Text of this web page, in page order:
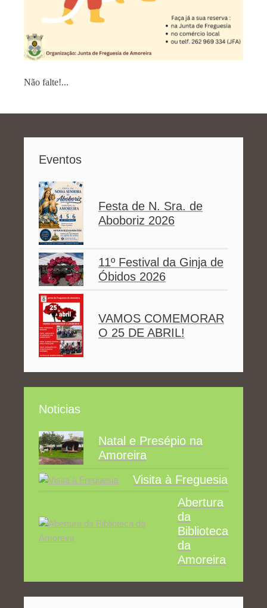
Não falte!...
Eventos
Festa de N. Sra. de
Aboboriz 2026
11º Festival da Ginja de
Óbidos 2026
VAMOS COMEMORAR
O 25 DE ABRIL!
Noticias
Natal e Presépio na
Amoreira
Visita à Freguesia
Abertura
da
Biblioteca
da
Amoreira